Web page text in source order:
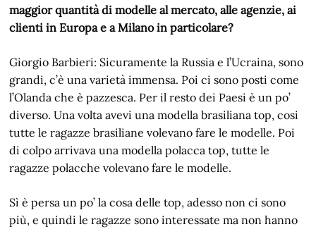
maggior quantità di modelle al mercato, alle agenzie, ai
clienti in Europa e a Milano in particolare?
Giorgio Barbieri: Sicuramente la Russia e l’Ucraina, sono
grandi, c’è una varietà immensa. Poi ci sono posti come
l’Olanda che è pazzesca. Per il resto dei Paesi è un po’
diverso. Una volta avevi una modella brasiliana top, cosi
tutte le ragazze brasiliane volevano fare le modelle. Poi
di colpo arrivava una modella polacca top, tutte le
ragazze polacche volevano fare le modelle.
Sì è persa un po’ la cosa delle top, adesso non ci sono
più, e quindi le ragazze sono interessate ma non hanno